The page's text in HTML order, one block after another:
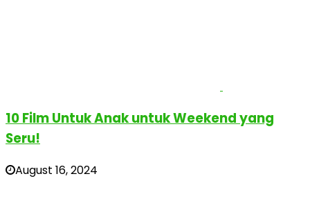
10 Film Untuk Anak untuk Weekend yang
Seru!
August 16, 2024